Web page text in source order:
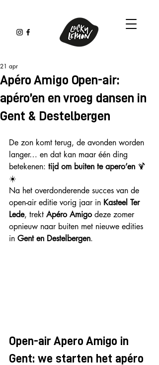
Apéro Amigo Open-air:
apéro’en en vroeg dansen in
Gent & Destelbergen
21 apr
De zon komt terug, de avonden worden
langer… en dat kan maar één ding
betekenen: tijd om buiten te apero’en 🍹
☀️
Na het overdonderende succes van de
open-air editie vorig jaar in Kasteel Ter
Lede, trekt Apéro Amigo deze zomer
opnieuw naar buiten met nieuwe edities
in Gent en Destelbergen.
Open-air Apero Amigo in
Gent: we starten het apéro